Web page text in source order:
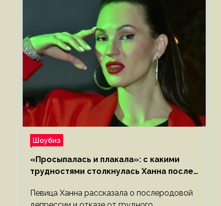
Шоубиз
«Просыпалась и плакала»: с какими
трудностями столкнулась Ханна после
Певица Ханна рассказала о послеродовой